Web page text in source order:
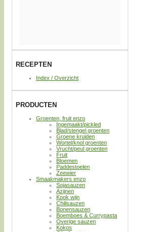
RECEPTEN
Index / Overzicht
PRODUCTEN
Groenten, fruit enzo
Ingemaakt/pickled
Blad/stengel groenten
Groene kruiden
Wortel/knol groenten
Vrucht/peul groenten
Fruit
Bloemen
Paddestoelen
Zeewier
Smaakmakers enzo
Sojasauzen
Azijnen
Kook wijn
Chilisauzen
Bonensauzen
Boemboes & Currypasta
Overige sauzen
Kokos